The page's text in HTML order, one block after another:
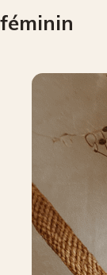
féminin